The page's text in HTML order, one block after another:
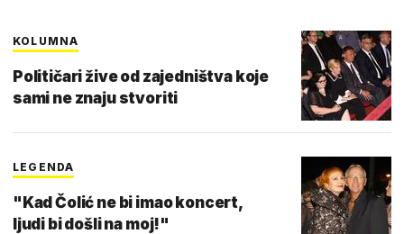
KOLUMNA
Političari žive od zajedništva koje
sami ne znaju stvoriti
LEGENDA
"Kad Čolić ne bi imao koncert,
ljudi bi došli na moj!"